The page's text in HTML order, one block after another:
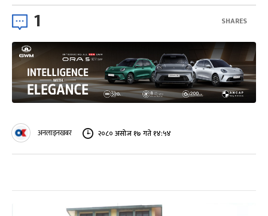
1 SHARES
अनलाइनखबर २०८० असोज १७ गते १४:५४